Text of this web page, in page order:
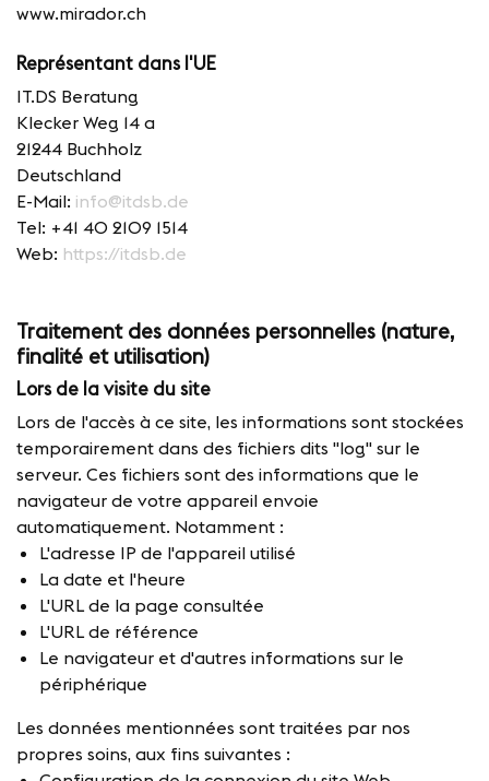
www.mirador.ch
Représentant dans l'UE
IT.DS Beratung
Klecker Weg 14 a
21244 Buchholz
Deutschland
E-Mail: info@itdsb.de
Tel: +41 40 2109 1514
Web: https://itdsb.de
Traitement des données personnelles (nature,
finalité et utilisation)
Lors de la visite du site
Lors de l'accès à ce site, les informations sont stockées
temporairement dans des fichiers dits "log" sur le
serveur. Ces fichiers sont des informations que le
navigateur de votre appareil envoie
automatiquement. Notamment :
L'adresse IP de l'appareil utilisé
La date et l'heure
L'URL de la page consultée
L'URL de référence
Le navigateur et d'autres informations sur le
périphérique
Les données mentionnées sont traitées par nos
propres soins, aux fins suivantes :